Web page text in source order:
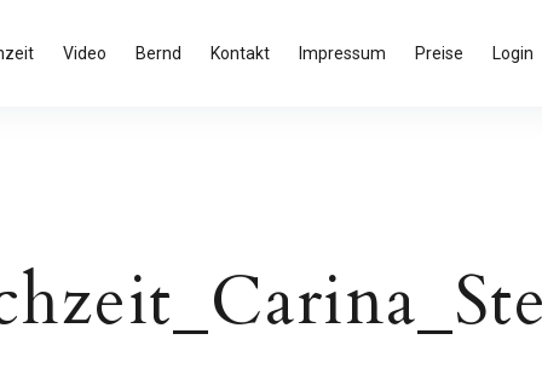
Video Bernd Kontakt Impressum Preise Login